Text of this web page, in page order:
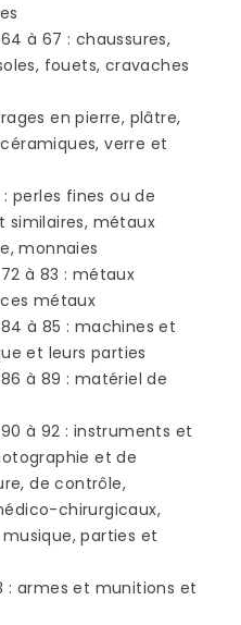
à 67 : chaussures,
fouets, cravaches
en pierre, plâtre,
verre et
perles fines ou de
similaires, métaux
monnaies
à 83 : métaux
métaux
à 85 : machines et
et leurs parties
à 89 : matériel de
à 92 : instruments et
et de
de contrôle,
chirurgicaux,
parties et
: armes et munitions et